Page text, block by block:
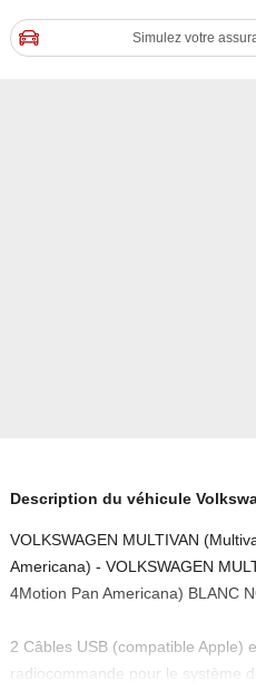
Simulez votre
Description du véhicule
VOLKSWAGEN MULTIVAN
Americana) - VOLKSWAGEN
4Motion Pan Americana) BLANC
2 Câbles USB (compatible Apple)
radiocommande pour le système